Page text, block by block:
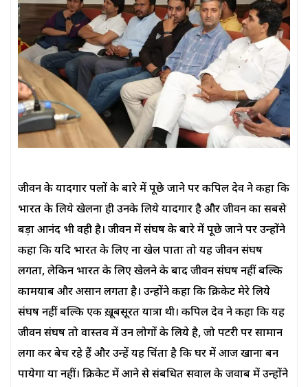
जीवन के यादगार पलों के बारे में पूछे जाने पर कपिल देव ने कहा कि
भारत के लिये खेलना ही उनके लिये यादगार है और जीवन का सबसे
बड़ा आनंद भी वही है। जीवन में संघर्ष के बारे में पूछे जाने पर उन्होंने
कहा कि यदि भारत के लिए ना खेल पाता तो यह जीवन संघर्ष
लगता, लेकिन भारत के लिए खेलने के बाद जीवन संघर्ष नहीं बल्कि
कामयाब और असान लगता है। उन्होंने कहा कि क्रिकेट मेरे लिये
संघर्ष नहीं बल्कि एक ख़ूबसूरत यात्रा थी। कपिल देव ने कहा कि यह
जीवन संघर्ष तो वास्तव में उन लोगों के लिये है, जो पटरी पर सामान
लगा कर बेच रहे हैं और उन्हें यह चिंता है कि घर में आज खाना बन
पायेगा या नहीं। क्रिकेट में आने से संबधित सवाल के जवाब में उन्होंने